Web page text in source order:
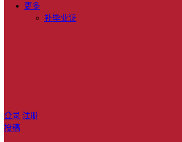
更多
补毕业证
登录 注册
投稿